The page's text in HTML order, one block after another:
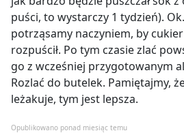
puści, to wystarczy 1 tydzień).
potrząsamy naczyniem, by
rozpuścił. Po tym czasie zlać
go z wcześniej przygotowanym
Rozlać do butelek. Pamiętajmy,
leżakuje, tym jest lepsza.
Opublikowano ponad miesiąc temu